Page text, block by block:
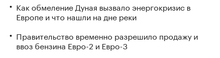
Как обмеление Дуная вызвало энергокризис в
Европе и что нашли на дне реки
Правительство временно разрешило продажу и
ввоз бензина Евро-2 и Евро-3